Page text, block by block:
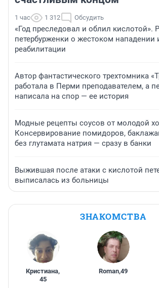
1 час 1 312 Обсудить
«Год преследовал и облил кислотой».
петербурженки о жестоком нападении
реабилитации
Автор фантастического трехтомника
работала в Перми преподавателем, а
написала на спор — ее история
Модные рецепты соусов от молодой
Консервирование помидоров,
без глутамата натрия — сразу в банки
Выжившая после атаки с кислотой
выписалась из больницы
ЗНАКОМСТВА
Кристиана,
45
Roman,49